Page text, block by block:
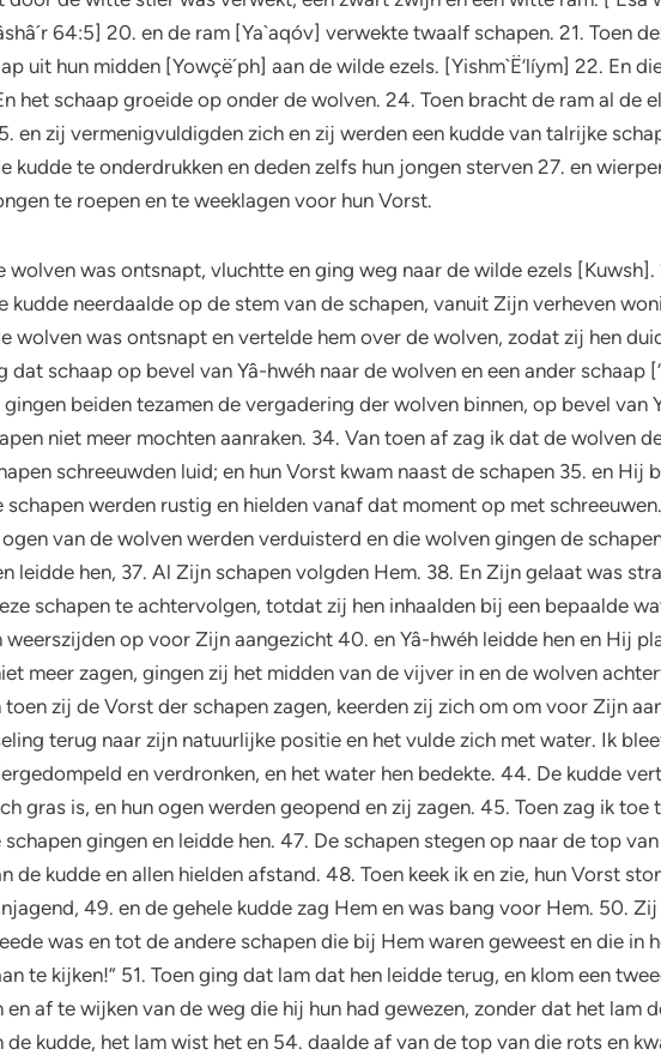
64:5] 20. en de ram [Ya`aqóv] verwekte twaalf schapen. 21. Toen
uit hun midden [Yowçë´ph] aan de wilde ezels. [Yishm`Ë’líym] 22. En
het schaap groeide op onder de wolven. 24. Toen bracht de ram al de
en zij vermenigvuldigden zich en zij werden een kudde van talrijke
kudde te onderdrukken en deden zelfs hun jongen sterven 27. en
te roepen en te weeklagen voor hun Vorst.
wolven was ontsnapt, vluchtte en ging weg naar de wilde ezels
neerdaalde op de stem van de schapen, vanuit Zijn verheven
wolven was ontsnapt en vertelde hem over de wolven, zodat zij hen
dat schaap op bevel van Yâ-hwéh naar de wolven en een ander schaap
beiden tezamen de vergadering der wolven binnen, op bevel van
niet meer mochten aanraken. 34. Van toen af zag ik dat de wolven
schreeuwden luid; en hun Vorst kwam naast de schapen 35. en Hij
werden rustig en hielden vanaf dat moment op met
van de wolven werden verduisterd en die wolven gingen de
leidde hen, 37. Al Zijn schapen volgden Hem. 38. En Zijn gelaat was
schapen te achtervolgen, totdat zij hen inhaalden bij een bepaalde
op voor Zijn aangezicht 40. en Yâ-hwéh leidde hen en Hij
meer zagen, gingen zij het midden van de vijver in en de wolven
zij de Vorst der schapen zagen, keerden zij zich om om voor Zijn
terug naar zijn natuurlijke positie en het vulde zich met water. Ik
en verdronken, en het water hen bedekte. 44. De kudde
gras is, en hun ogen werden geopend en zij zagen. 45. Toen zag ik
gingen en leidde hen. 47. De schapen stegen op naar de top
de kudde en allen hielden afstand. 48. Toen keek ik en zie, hun Vorst
49. en de gehele kudde zag Hem en was bang voor Hem. 50.
was en tot de andere schapen die bij Hem waren geweest en die in
te kijken!” 51. Toen ging dat lam dat hen leidde terug, en klom een
af te wijken van de weg die hij hun had gewezen, zonder dat het lam
kudde, het lam wist het en 54. daalde af van de top van die rots en